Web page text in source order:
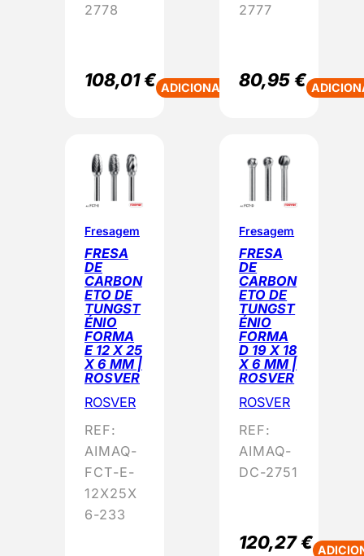
2778
108,01€ ADICIONAR
2777
80,95€
Fresagem
FRESA
DE
CARBON
ETO DE
TUNGST
ÉNIO
FORMA
E 12 X 25
X 6 MM |
ROSVER
ROSVER
REF:
AIMAQ-
FCT-E-
12X25X
6-233
Fresagem
FRESA
DE
CARBON
ETO DE
TUNGST
ÉNIO
FORMA
D 19 X 18
X 6 MM |
ROSVER
ROSVER
REF:
AIMAQ-
DC-2751
120,27€